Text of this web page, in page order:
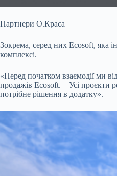
Партнери О.Краса
Зокрема, серед них Ecosoft, яка
комплексі.
«Перед початком взаємодії ми
продажів Ecosoft. – Усі проєкти
потрібне рішення в додатку».